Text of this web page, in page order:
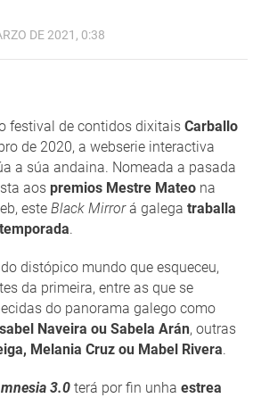
DE 2021, 0:38
festival de contidos dixitais Carballo
de 2020, a webserie interactiva
a súa andaina. Nomeada a pasada
aos premios Mestre Mateo na
este Black Mirrorá galega traballa
.
distópico mundo que esqueceu,
da primeira, entre as que se
do panorama galego como
Naveira ou Sabela Arán, outras
Melania Cruz ou Mabel Rivera.
3.0 terá por fin unha estrea